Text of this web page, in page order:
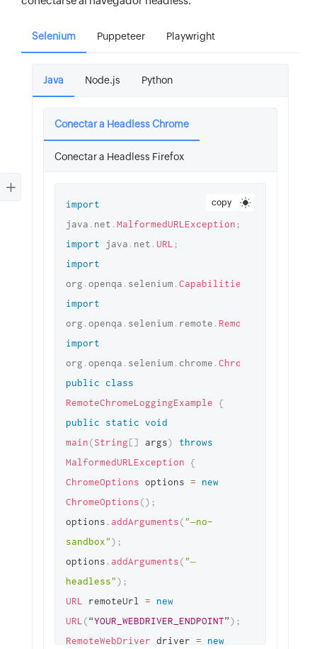
Selenium
Java
Conectar a Headless Chrome
copy
import
java . net . MalformedURLException ;
import
java . net . URL ;
import
org . openqa . selenium . Capabilities
import
org . openqa . selenium . remote . RemoteWebDriver
import
org . openqa . selenium . chrome . ChromeOptions
public class
RemoteChromeLoggingExample
{
public
static void
main(String[] args)
throws
MalformedURLException
{
ChromeOptions options =
new
ChromeOptions() ;
options .addArguments("–no-
sandbox") ;
options .addArguments("–
headless") ;
URL
remoteUrl =
new
URL (“YOUR_WEBDRIVER_ENDPOINT”) ;
RemoteWebDriver driver =
new
Conectar a Headless Firefox
Node.js Python
Puppeteer Playwright